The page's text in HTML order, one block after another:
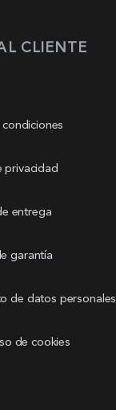
CLIENTE
condiciones
privacidad
entrega
garantía
de datos personales
de cookies